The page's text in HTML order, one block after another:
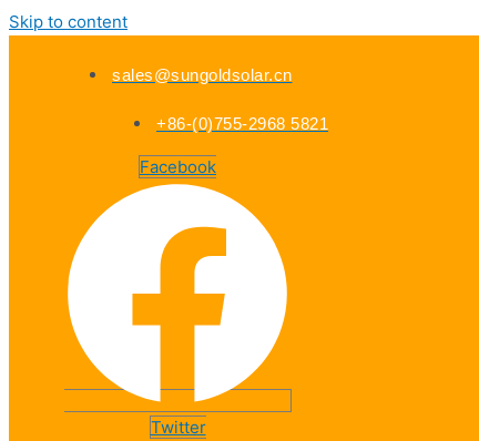
Skip to content
sales@sungoldsolar.cn
+86-(0)755-2968 5821
Facebook
Twitter